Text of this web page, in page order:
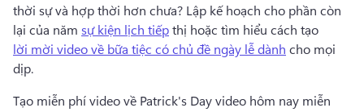
thời sự và hợp thời hơn chưa? Lập kế hoạch cho phần còn
lại của năm sự kiện lịch tiếp thị hoặc tìm hiểu cách tạo
lời mời video về bữa tiệc có chủ đề ngày lễ dành cho mọi
dịp.
Tạo miễn phí video về Patrick's Day video hôm nay miễn